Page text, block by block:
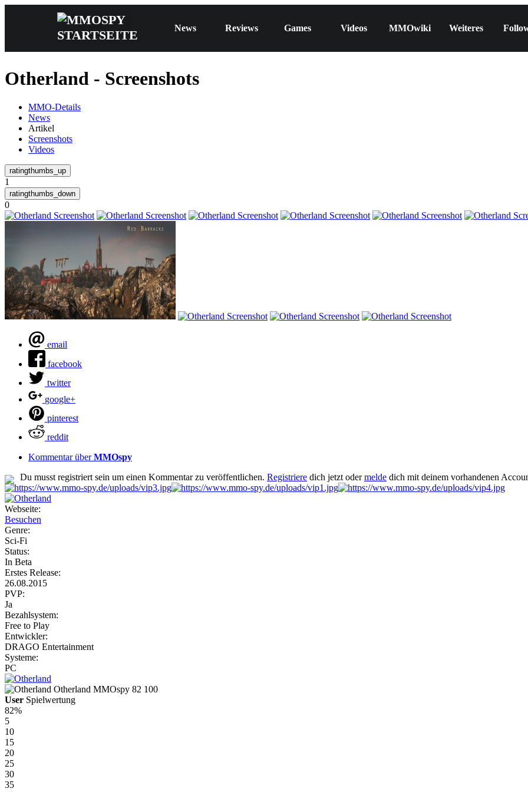
News Reviews Games Videos MMOwiki Weiteres
Otherland - Screenshots
MMO-Details
News
Artikel
Screenshots
Videos
1
0
email
facebook
twitter
google+
pinterest
reddit
Kommentar überMMOspy
Du musst registriert sein um einen Kommentar zu veröffentlichen. Registriere dich jetzt odermelde dich mit deinem vorhandenen
Webseite:
Besuchen
Genre:
Sci-Fi
Status:
In Beta
Erstes Release:
26.08.2015
PVP:
Ja
Bezahlsystem:
Free to Play
Entwickler:
DRAGO Entertainment
Systeme:
PC
Otherland MMOspy 82 100
User Spielwertung
82%
5
10
15
20
25
30
35